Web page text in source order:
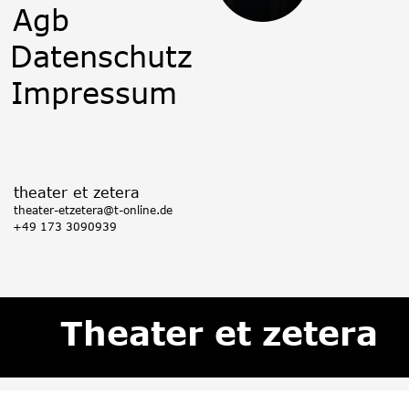
theater et zetera
theater-etzetera@t-online.de
+49 173 3090939
Theater et zetera
Agb
Datenschutz
Impressum